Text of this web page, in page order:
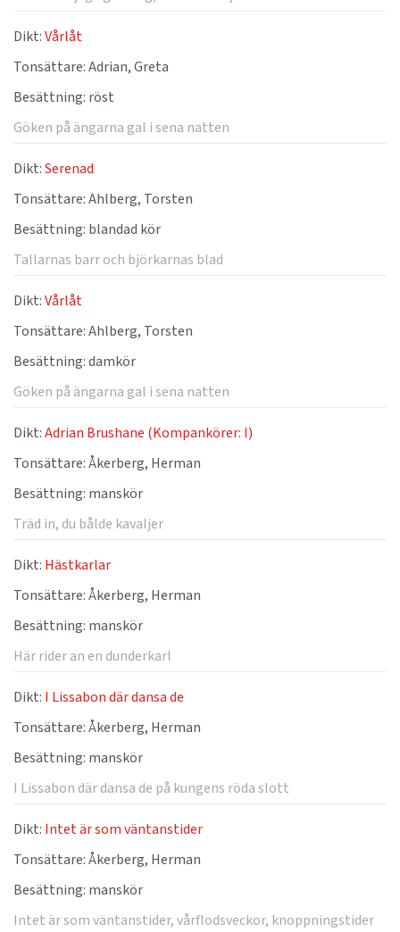
Dikt:Vårlåt
Tonsättare:Adrian, Greta
Besättning: röst
Göken på ängarna gal i sena natten
Dikt:Serenad
Tonsättare:Ahlberg, Torsten
Besättning: blandad kör
Tallarnas barr och björkarnas blad
Dikt:Vårlåt
Tonsättare:Ahlberg, Torsten
Besättning:damkör
Göken på ängarna gal i sena natten
Dikt:Adrian Brushane (Kompankörer: I)
Tonsättare:Åkerberg, Herman
Besättning: manskör
Träd in, du bålde kavaljer
Dikt: Hästkarlar
Tonsättare:Åkerberg, Herman
Besättning: manskör
Här rider an en dunderkarl
Dikt: I Lissabon där dansa de
Tonsättare:Åkerberg, Herman
Besättning: manskör
I Lissabon där dansa de på kungens röda slott
Dikt: Intet är som väntanstider
Tonsättare:Åkerberg, Herman
Besättning: manskör
Intet är som väntanstider, vårflodsveckor, knoppningstider